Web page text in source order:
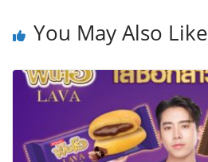
You May Also Like